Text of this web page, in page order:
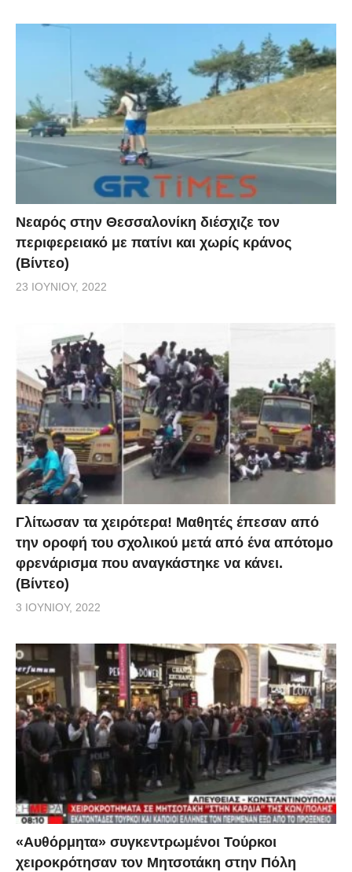
Νεαρός στην Θεσσαλονίκη διέσχιζε τον
περιφερειακό με πατίνι και χωρίς κράνος
(Βίντεο)
23 ΙΟΥΝΊΟΥ, 2022
Γλίτωσαν τα χειρότερα! Μαθητές έπεσαν από
την οροφή του σχολικού μετά από ένα απότομο
φρενάρισμα που αναγκάστηκε να κάνει.
(Βίντεο)
3 ΙΟΥΝΊΟΥ, 2022
«Αυθόρμητα» συγκεντρωμένοι Τούρκοι
χειροκρότησαν τον Μητσοτάκη στην Πόλη